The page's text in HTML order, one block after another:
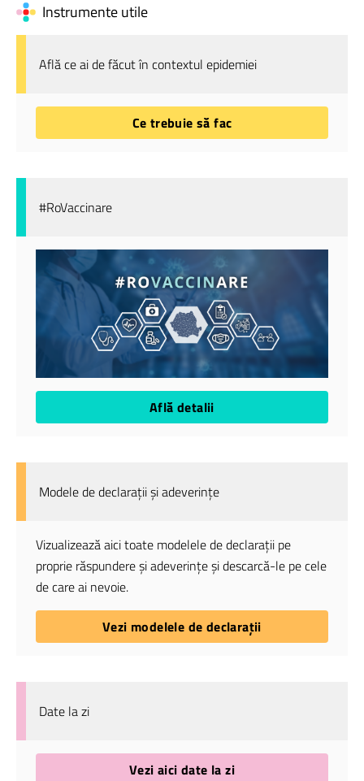
Instrumente utile
Află ce ai de făcut în contextul epidemiei
Ce trebuie să fac
#RoVaccinare
Află detalii
Modele de declarații și adeverințe
Vizualizează aici toate modelele de declarații pe
proprie răspundere și adeverințe și descarcă-le pe cele
de care ai nevoie.
Vezi modelele de declarații
Date la zi
Vezi aici date la zi